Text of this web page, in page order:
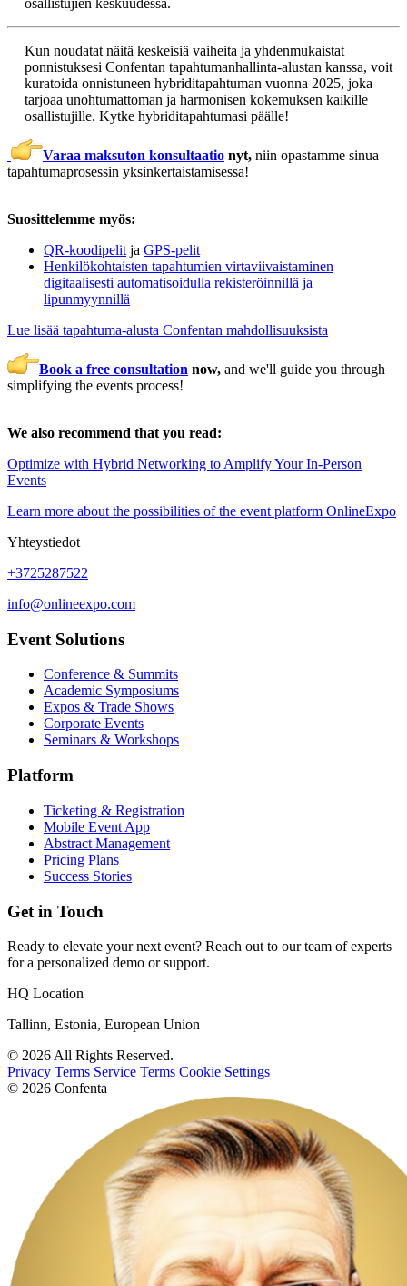
osallistujien keskuudessa.
Kun noudatat näitä keskeisiä vaiheita ja yhdenmukaistat
ponnistuksesi Confentan tapahtumanhallinta-alustan kanssa, voit
kuratoida onnistuneen hybriditapahtuman vuonna 2025, joka
tarjoaa unohtumattoman ja harmonisen kokemuksen kaikille
osallistujille. Kytke hybriditapahtumasi päälle!
Varaa maksuton konsultaatio nyt, niin opastamme sinua
tapahtumaprosessin yksinkertaistamisessa!
Suosittelemme myös:
QR-koodipelit ja GPS-pelit
Henkilökohtaisten tapahtumien virtaviivaistaminen
digitaalisesti automatisoidulla rekisteröinnillä ja
lipunmyynnillä
Lue lisää tapahtuma-alusta Confentan mahdollisuuksista
Book a free consultation now, and we'll guide you through
simplifying the events process!
We also recommend that you read:
Optimize with Hybrid Networking to Amplify Your In-Person
Events
Learn more about the possibilities of the event platform OnlineExpo
Yhteystiedot
+3725287522
info@onlineexpo.com
Event Solutions
Conference & Summits
Academic Symposiums
Expos & Trade Shows
Corporate Events
Seminars & Workshops
Platform
Ticketing & Registration
Mobile Event App
Abstract Management
Pricing Plans
Success Stories
Get in Touch
Ready to elevate your next event? Reach out to our team of experts
for a personalized demo or support.
HQ Location
Tallinn, Estonia, European Union
© 2026 All Rights Reserved.
Privacy Terms Service Terms Cookie Settings
© 2026 Confenta